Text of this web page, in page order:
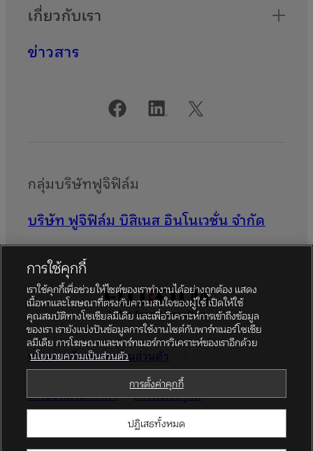
เกี่ยวกับเรา
ข่าวสาร
บัญชีโซเชียลมีเดียอย่างเป็นทางการ
กลุ่มบริษัทฟูจิฟิล์ม
บริษัท ฟูจิฟิล์ม บิสิเนส อินโนเวชั่น จำกัด
นโยบายเรื่องความเป็นส่วนตัว
ข้อตกลงในการใช้งาน
โซเชียลมีเดีย
เครื่องหมายการค้า
การตั้งค่าคุกกี้
© FUJIFILM Business Innovation (Thailand) Co., Ltd.
การใช้คุกกี้
เราใช้คุกกี้เพื่อช่วยให้ไซต์ของเราทำงานได้อย่างถูกต้อง แสดง
เนื้อหาและโฆษณาที่ตรงกับความสนใจของผู้ใช้ เปิดให้ใช้
คุณสมบัติทางโซเชียลมีเดีย และเพื่อวิเคราะห์การเข้าถึงข้อมูล
ของเรา เรายังแบ่งปันข้อมูลการใช้งานไซต์กับพาร์ทเนอร์โซเชีย
ลมีเดีย การโฆษณาและพาร์ทเนอร์การวิเคราะห์ของเราอีกด้วย
นโยบายความเป็นส่วนตัว
การตั้งค่าคุกกี้
ปฏิเสธทั้งหมด